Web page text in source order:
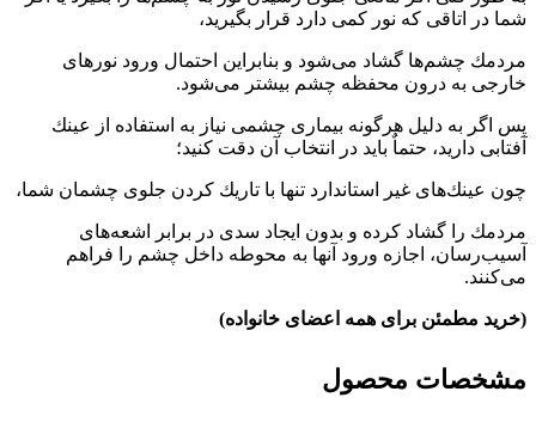
شما در اتاقی كه نور كمی دارد قرار بگیرید،
مردمك چشم‌ها گشاد می‌شود و بنابراین احتمال ورود نورهای
خارجی به درون محفظه چشم بیشتر می‌شود‏‏‏.‏‏‏
پس اگر به دلیل هرگونه بیماری چشمی نیاز به استفاده از عینك
آفتابی دارید، حتماٌ باید در انتخاب آن دقت كنید؛
چون عینك‌های غیر استاندارد تنها با تاریك كردن جلوی چشمان شما،
مردمك را گشاد كرده و بدون ایجاد سدی در برابر اشعه‌های
آسیب‌رسان، اجازه ورود آنها به محوطه داخل چشم را فراهم
می‌كنند‏‏‏.‏‏‏
(خرید مطمئن برای همه اعضای خانواده)
مشخصات محصول